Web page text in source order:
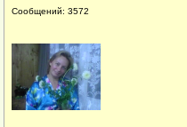
Сообщений: 3572